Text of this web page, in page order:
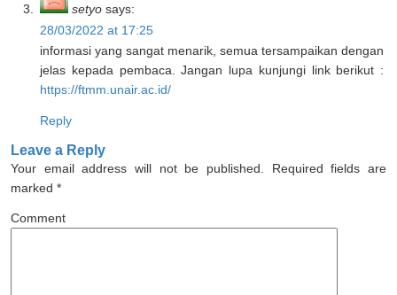
setyo says:
28/03/2022 at 17:25
informasi yang sangat menarik, semua tersampaikan dengan
jelas kepada pembaca. Jangan lupa kunjungi link berikut :
https://ftmm.unair.ac.id/
Reply
Leave a Reply
Your email address will not be published.
Required fields are
marked *
Comment